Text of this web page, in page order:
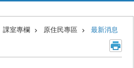
課室專欄 原住民專區 最新消息